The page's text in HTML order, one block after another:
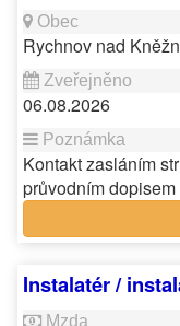
Rychnov nad
06.08.2026
Kontakt zasláním
průvodním
Instalatér /